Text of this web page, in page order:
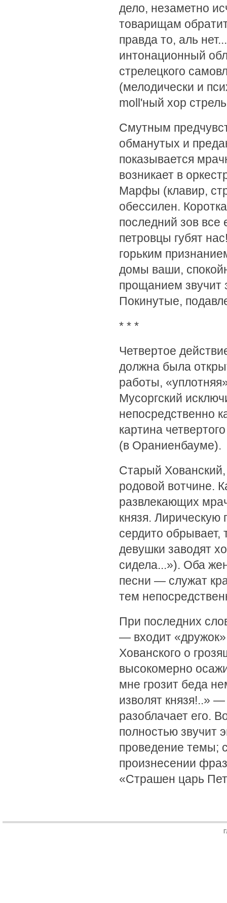
дело, незаметно
товарищам
правда то, аль
интонационный
стрелецкого
(мелодически и
moll'ный хор
Смутным
обманутых и
показывается
возникает в
Марфы (клавир,
обессилен.
последний зов
петровцы губят
горьким
домы ваши,
прощанием
Покинутые,
* * *
Четвертое
должна была
работы,
Мусоргский
непосредственно
картина
(в Ораниенбауме).
Старый
родовой вотчине.
развлекающих
князя. Лирическую
сердито обрывает,
девушки заводят
сидела...»). Оба
песни — служат
тем
При последних
— входит
Хованского о
высокомерно
мне грозит беда
изволят князя!..»
разоблачает его.
полностью звучит
проведение темы;
произнесении
«Страшен царь